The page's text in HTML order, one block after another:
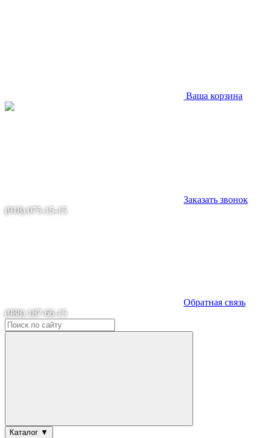
Ваша корзина
Заказать звонок
(918) 075-15-15
Обратная связь
(988) 187-66-15
Каталог ▼